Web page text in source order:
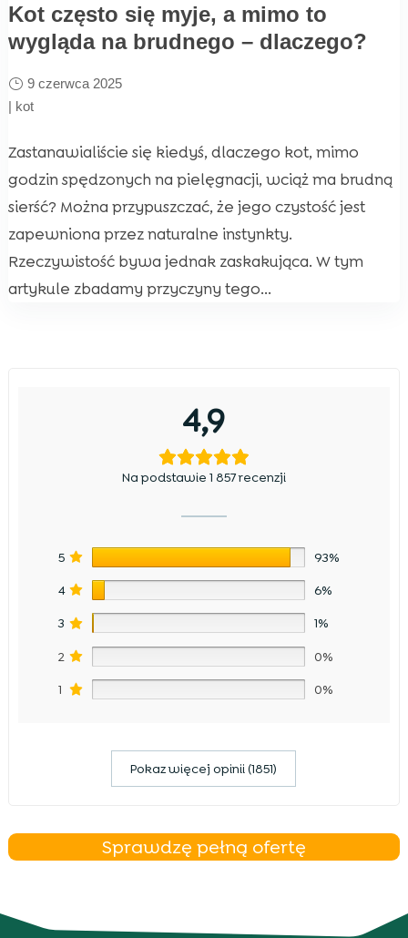
Kot często się myje, a mimo to
wygląda na brudnego – dlaczego?
9 czerwca 2025
| kot
Zastanawialiście się kiedyś, dlaczego kot, mimo
godzin spędzonych na pielęgnacji, wciąż ma brudną
sierść? Można przypuszczać, że jego czystość jest
zapewniona przez naturalne instynkty.
Rzeczywistość bywa jednak zaskakująca. W tym
artykule zbadamy przyczyny tego...
4,9
Na podstawie 1 857 recenzji
5 93%
4 6%
3 1%
2 0%
1 0%
Pokaz więcej opinii (1851)
Sprawdzę pełną ofertę